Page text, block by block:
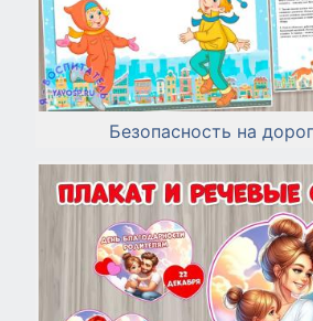
Безопасность на